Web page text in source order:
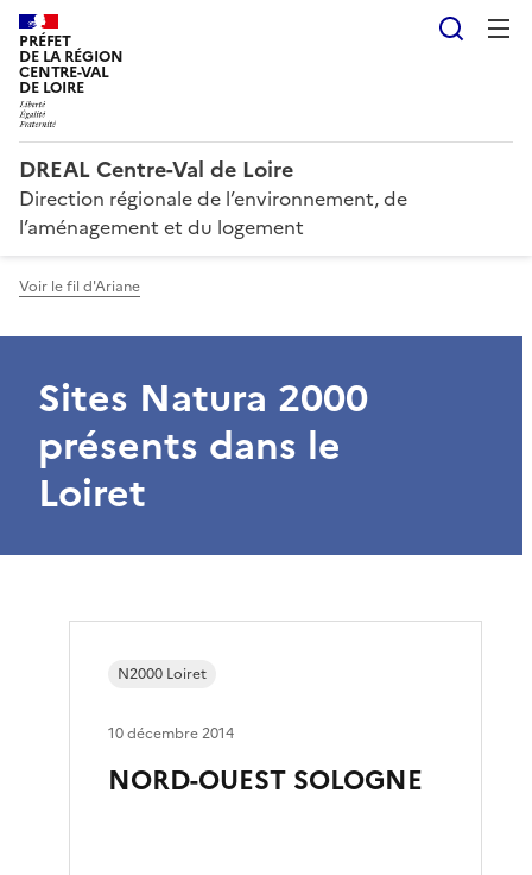
PRÉFET
DE LA RÉGION
CENTRE-VAL
DE LOIRE
DREAL Centre-Val de Loire
Direction régionale de l’environnement, de
l’aménagement et du logement
Voir le fil d'Ariane
Sites Natura 2000
présents dans le
Loiret
NORD-OUEST SOLOGNE
N2000 Loiret
10 décembre 2014